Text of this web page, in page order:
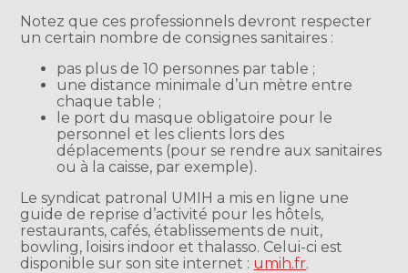
Notez que ces professionnels devront respecter
un certain nombre de consignes sanitaires :
pas plus de 10 personnes par table ;
une distance minimale d’un mètre entre
chaque table ;
le port du masque obligatoire pour le
personnel et les clients lors des
déplacements (pour se rendre aux sanitaires
ou à la caisse, par exemple).
Le syndicat patronal UMIH a mis en ligne une
guide de reprise d’activité pour les hôtels,
restaurants, cafés, établissements de nuit,
bowling, loisirs indoor et thalasso. Celui-ci est
disponible sur son site internet : umih.fr.